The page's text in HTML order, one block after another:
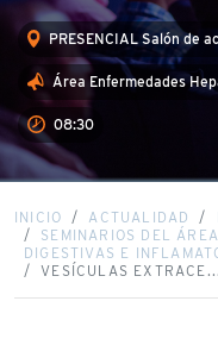
PRESENCIAL Salón de
Área Enfermedades
08:30
INICIO ACTUALIDAD
SEMINARIOS DEL
DIGESTIVAS E
VESÍCULAS EXTRACE...